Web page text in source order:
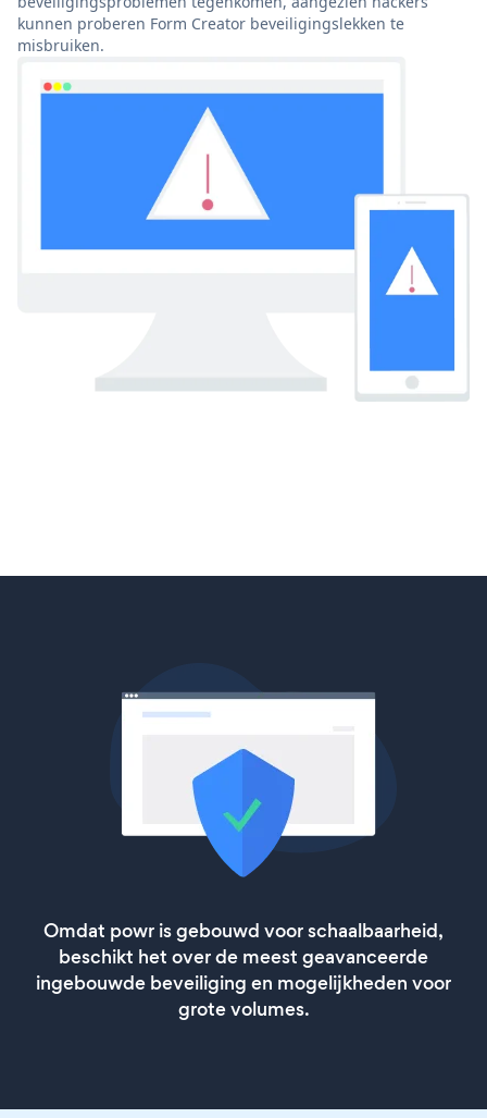
kunnen proberen Form Creator beveiligingslekken te
misbruiken.
Omdat powr is gebouwd voor schaalbaarheid,
beschikt het over de meest geavanceerde
ingebouwde beveiliging en mogelijkheden voor
grote volumes.